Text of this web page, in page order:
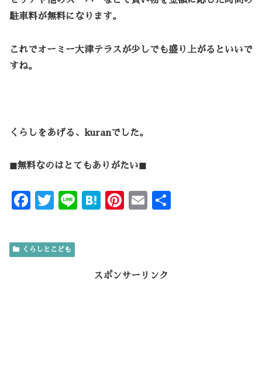
駐車料が無料になります。
これでオーミー大津テラスが少しでも盛り上がるといいで
すね。
くらしをあげる、kuranでした。
◼︎無料なのはとてもありがたい◼︎
F
e
b
T
it
te
Li
H
a
Pi
t
E
くらしとこども
スポンサーリンク